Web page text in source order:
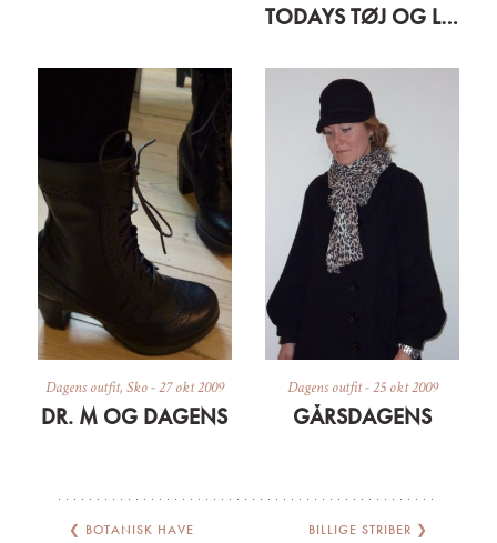
TODAYS TØJ OG LIDT OM EN SILKESÆL
Dagens outfit, Sko-27 okt 2009
DR. M OG DAGENS
Dagens outfit-25 okt 2009
GÅRSDAGENS
❮ BOTANISK HAVE BILLIGE STRIBER ❯